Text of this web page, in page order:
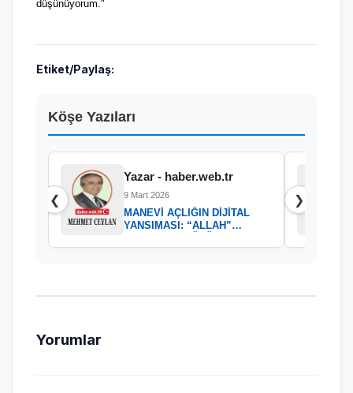
düşünüyorum."
Etiket/Paylaş:
Köşe Yazıları
❮
Yazar - haber.web.tr
9 Mart 2026
MANEVİ AÇLIĞIN DİJİTAL
YANSIMASI: “ALLAH”
❯
Yorumlar